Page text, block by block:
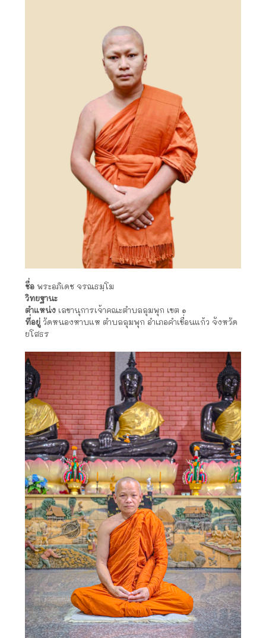
ชื่อ พระอภิเดช จรณธมฺโม
วิทยฐานะ
ตำแหน่ง เลขานุการเจ้าคณะตำบลลุมพุก เขต ๑
ที่อยู่ วัดหนองหาบแห ตำบลลุมพุก อำเภอคำเขื่อนแก้ว จังหวัด
ยโสธร